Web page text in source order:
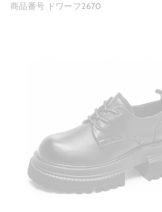
商品番号 ドワーフ2670